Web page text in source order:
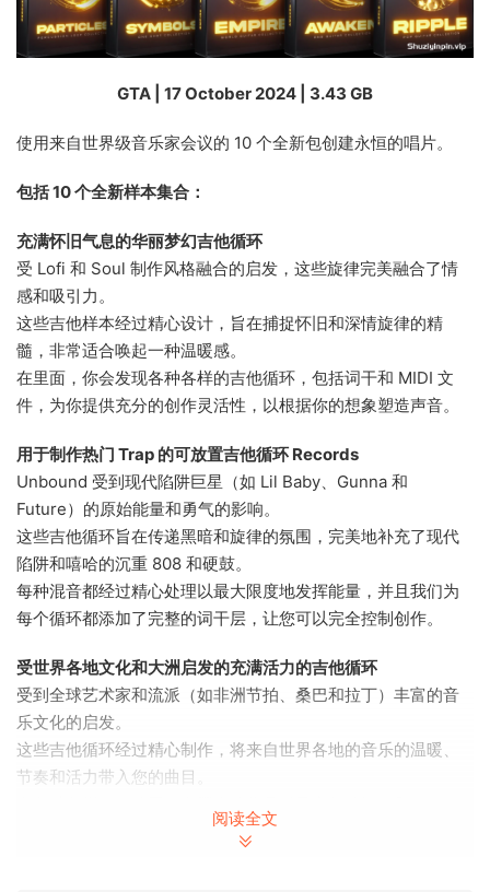
GTA | 17 October 2024 | 3.43 GB
使用来自世界级音乐家会议的 10 个全新包创建永恒的唱片。
包括 10 个全新样本集合：
充满怀旧气息的华丽梦幻吉他循环
受 Lofi 和 Soul 制作风格融合的启发，这些旋律完美融合了情
感和吸引力。
这些吉他样本经过精心设计，旨在捕捉怀旧和深情旋律的精
髓，非常适合唤起一种温暖感。
在里面，你会发现各种各样的吉他循环，包括词干和 MIDI 文
件，为你提供充分的创作灵活性，以根据你的想象塑造声音。
用于制作热门 Trap 的可放置吉他循环 Records
Unbound 受到现代陷阱巨星（如 Lil Baby、Gunna 和
Future）的原始能量和勇气的影响。
这些吉他循环旨在传递黑暗和旋律的氛围，完美地补充了现代
陷阱和嘻哈的沉重 808 和硬鼓。
每种混音都经过精心处理以最大限度地发挥能量，并且我们为
每个循环都添加了完整的词干层，让您可以完全控制创作。
受世界各地文化和大洲启发的充满活力的吉他循环
受到全球艺术家和流派（如非洲节拍、桑巴和拉丁）丰富的音
乐文化的启发。
这些吉他循环经过精心制作，将来自世界各地的音乐的温暖、
节奏和活力带入您的曲目。
为现代 RnB 设计的情感驱动吉他循环
阅读全文